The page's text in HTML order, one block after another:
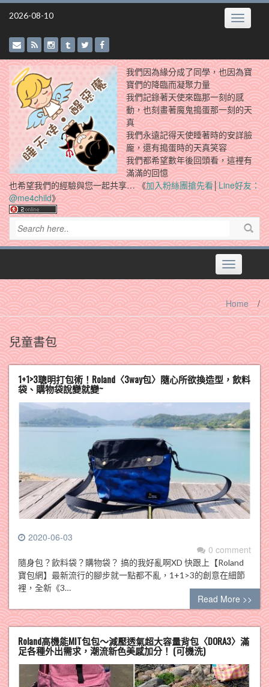
Skip
2026-08-10 Toggle
我們因為緣分成了同學，也因為寶
寶們的降臨而凝聚力量
我們記錄著天使來臨那一刻的感
動，也刻畫著魔鬼搗蛋那一刻的天
真
我們永遠記得天使睡著時的安詳臉
龐，還有搗蛋時的天真笑容
我們都希望數年後回頭看，這裡有
滿滿的回憶
也希望我們的經驗與您一起共享… 《加入粉絲團搶先看│Line好友：
@me4child》
Toggle
navigation
Home /
兒童書包
1+1>3聰明打包術！Roland〈3way包〉隨心所欲換造型，飲料
袋、購物袋說變就變~
2020-06-03
0 comment
隨身包？飲料袋？購物袋？ 搞的我好亂啊XD 快跟上【Roland
寶包網】最新流行的腳步就一點都不亂，1+1>3的創意在細節
裡，全新《3…
Read More >>
Roland高機能MIT包包～減壓透氣超大容量背包〈DORA3〉滿
足各種外出需求，潮流新色美感加分！ (可機洗)